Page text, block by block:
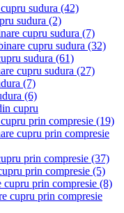
sudura (42)
sudura (2)
cupru sudura (7)
cupru sudura (32)
sudura (61)
cupru sudura (27)
(7)
(6)
cupru
prin compresie (19)
cupru prin compresie
prin compresie (37)
prin compresie (5)
prin compresie (8)
cupru prin compresie